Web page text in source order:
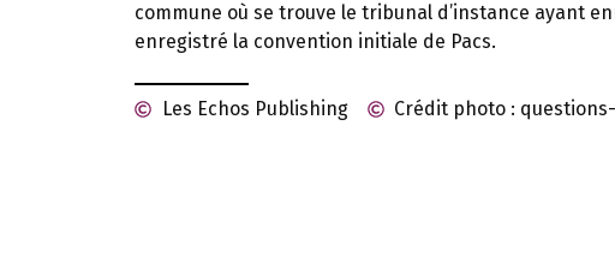
commune où se trouve le tribunal d’instance ayant
enregistré la convention initiale de Pacs.
Les Echos Publishing Crédit photo :